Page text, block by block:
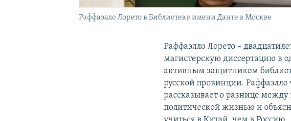
Раффаэлло Лорето в Библиотеке имени Данте в Москве
Раффаэлло Лорето –
магистерскую диссертацию в
активным защитником
русской провинции.
рассказывает о разнице
политической жизнью и